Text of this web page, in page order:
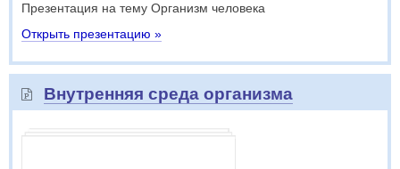
Презентация на тему Организм человека
Открыть презентацию »
Внутренняя среда организма